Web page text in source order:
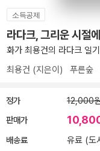
소득공제
라다크, 그리운 시절
화가 최용건의 라다크 일기
최용건 (지은이) 푸른숲
정가 12,000
판매가
배송료 유료 (도